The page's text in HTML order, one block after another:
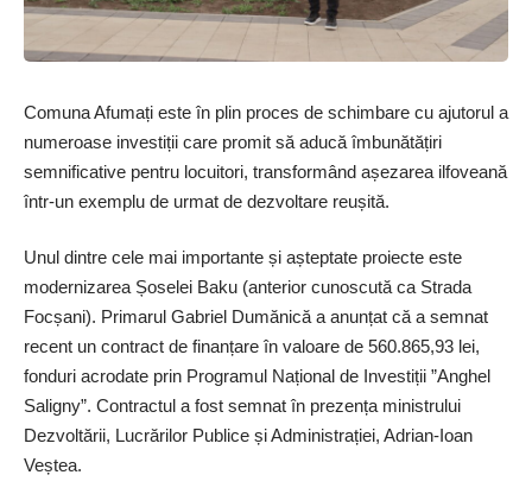
Comuna Afumați este în plin proces de schimbare cu ajutorul a
numeroase investiții care promit să aducă îmbunătățiri
semnificative pentru locuitori, transformând așezarea ilfoveană
într-un exemplu de urmat de dezvoltare reușită.
Unul dintre cele mai importante și așteptate proiecte este
modernizarea Șoselei Baku (anterior cunoscută ca Strada
Focșani). Primarul ­Gabriel Dumănică a anunțat că a semnat
recent un contract de finanțare în valoare de 560.865,93 lei,
fonduri acrodate prin Programul Național de Investiții ”Anghel
Saligny”. Contractul a fost semnat în prezența ministrului
Dezvoltării, Lucrărilor Publice și Administrației, Adrian-Ioan
Veștea.